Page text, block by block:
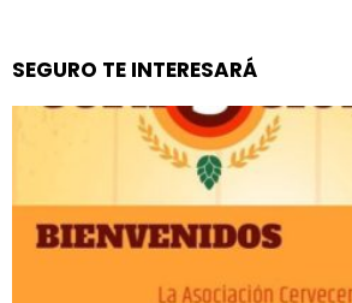
SEGURO TE INTERESARÁ